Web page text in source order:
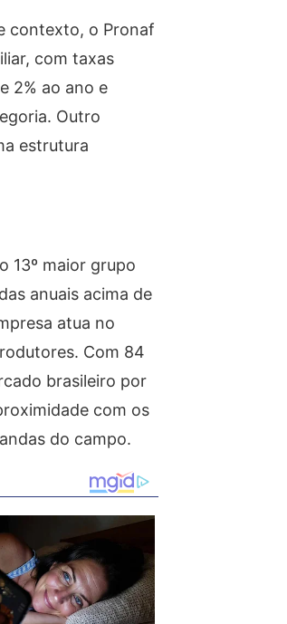
contexto, o Pronaf
com taxas
2% ao ano e
Outro
estrutura
13º maior grupo
anuais acima de
atua no
Com 84
brasileiro por
com os
do campo.